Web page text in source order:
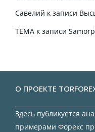
Савелий к записи
TEMA к записи
О ПРОЕКТЕ
Здесь публикуется
примерами Форекс